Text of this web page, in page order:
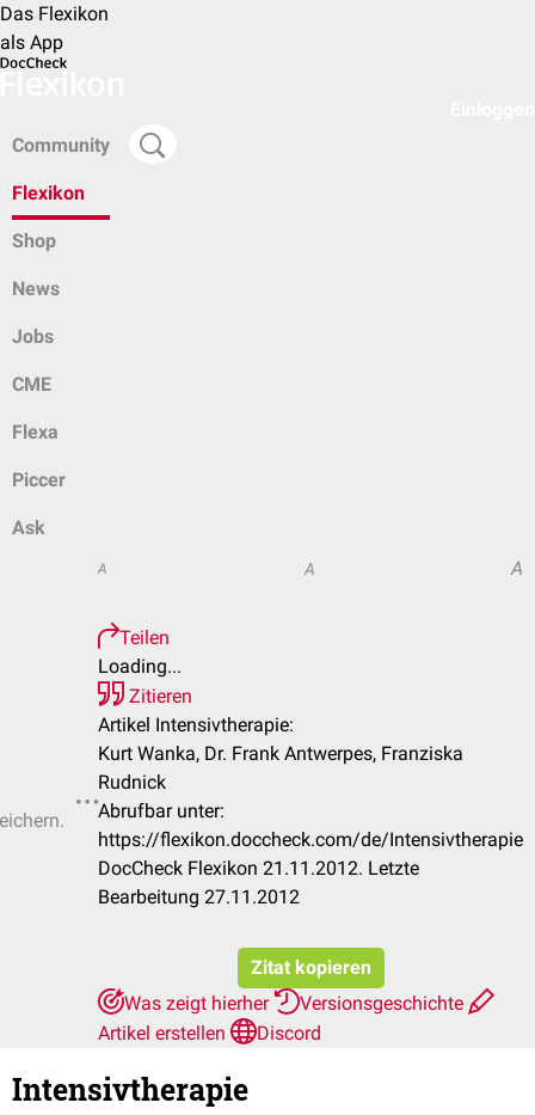
Das Flexikon
als App
Community
Flexikon
Shop
News
Jobs
CME
Flexa
Piccer
Ask
A A A
Teilen
Loading...
Zitieren
Artikel Intensivtherapie:
Kurt Wanka, Dr. Frank Antwerpes, Franziska
Rudnick
Abrufbar unter:
https://flexikon.doccheck.com/de/Intensivtherapie
DocCheck Flexikon 21.11.2012. Letzte
Bearbeitung 27.11.2012
Zitat kopieren
Was zeigt hierher
Versionsgeschichte
Artikel erstellen
Discord
Intensivtherapie